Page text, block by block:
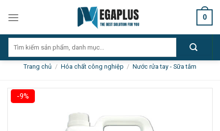
0
kiếm:
Trang chủ / Hóa chất công nghiệp / Nước rửa tay - Sữa tắm
-9%